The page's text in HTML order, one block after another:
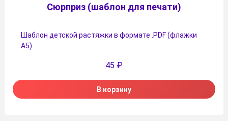
Сюрприз (шаблон для печати)
Шаблон детской растяжки в формате .PDF (флажки
А5)
45 ₽
В корзину